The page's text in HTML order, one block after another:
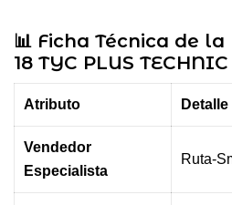
📊 Ficha Técnica de
18 TYC PLUS TECHNIC
Atributo Detalle
Vendedor
Especialista
Ruta-